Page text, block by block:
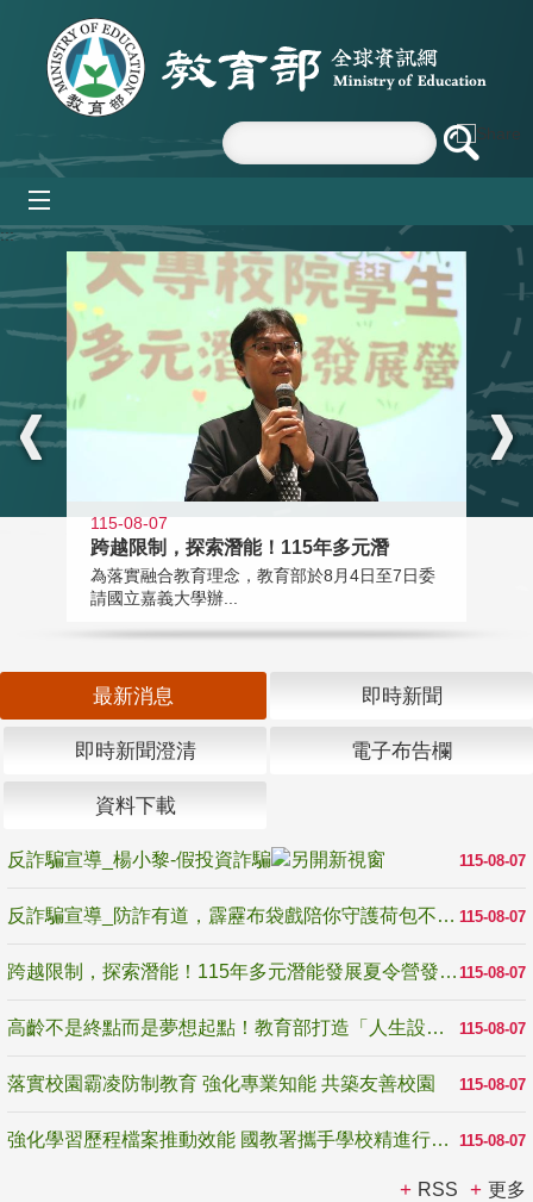
跳到主要內容區塊
:::
115-08-07
跨越限制，探索潛能！115年多元潛
為落實融合教育理念，教育部於8月4日至7日委
請國立嘉義大學辦...
最新消息 即時新聞
即時新聞澄清 電子布告欄
資料下載
115-08-07
反詐騙宣導_楊小黎-假投資詐騙
115-08-07
反詐騙宣導_防詐有道，霹靂布袋戲陪你守護荷包不受騙
115-08-07
跨越限制，探索潛能！115年多元潛能發展夏令營發掘生命無限可能
115-08-07
高齡不是終點而是夢想起點！教育部打造「人生設計夢工場」 參展第3屆高齡健康產業博覽會
115-08-07
落實校園霸凌防制教育 強化專業知能 共築友善校園
115-08-07
強化學習歷程檔案推動效能 國教署攜手學校精進行政與教學支持
RSS 更多